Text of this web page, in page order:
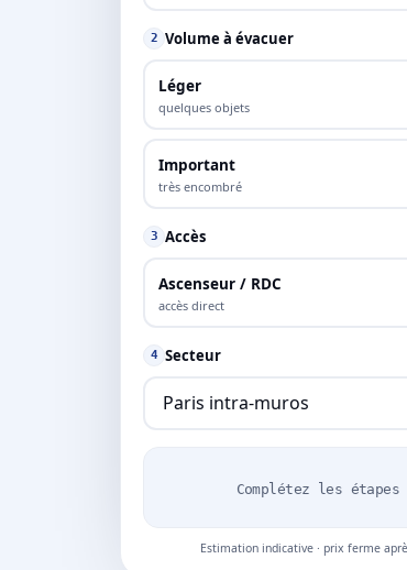
2 Volume à évacuer
Léger
quelques objets
Important
très encombré
3 Accès
Ascenseur / RDC
accès direct
4 Secteur
Complétez les
Estimation indicative · prix ferme